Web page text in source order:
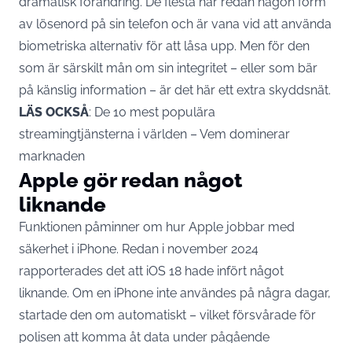
av lösenord på sin telefon och är vana vid att använda
biometriska alternativ för att låsa upp. Men för den
som är särskilt mån om sin integritet – eller som bär
på känslig information – är det här ett extra skyddsnät.
LÄS OCKSÅ: De 10 mest populära
streamingtjänsterna i världen – Vem dominerar
marknaden
Apple gör redan något
liknande
Funktionen påminner om hur Apple jobbar med
säkerhet i iPhone. Redan i november 2024
rapporterades det att iOS 18 hade infört något
liknande. Om en iPhone inte användes på några dagar,
startade den om automatiskt – vilket försvårade för
polisen att komma åt data under pågående